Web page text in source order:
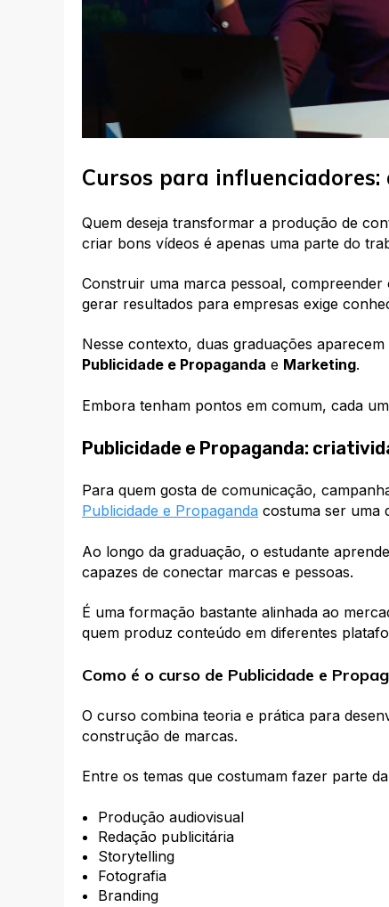
Cursos para
Quem deseja transformar a produção de
criar bons vídeos é apenas uma parte do
Construir uma marca pessoal,
gerar resultados para empresas exige
Nesse contexto, duas graduações
Publicidade e Propaganda e Marketing.
Embora tenham pontos em comum, cada
Publicidade e Propaganda:
Para quem gosta de comunicação,
Publicidade e Propaganda costuma ser uma
Ao longo da graduação, o estudante
capazes de conectar marcas e pessoas.
É uma formação bastante alinhada ao
quem produz conteúdo em diferentes
Como é o curso de Publicidade e
O curso combina teoria e prática para
construção de marcas.
Entre os temas que costumam fazer parte
Produção audiovisual
Redação publicitária
Storytelling
Fotografia
Branding